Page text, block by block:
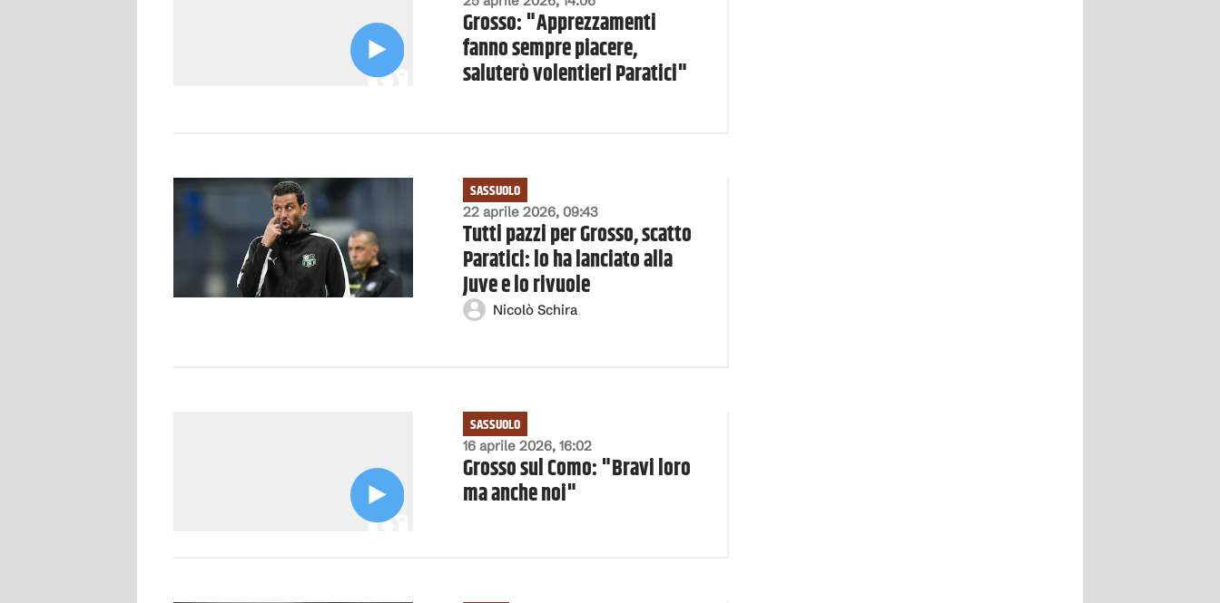
Grosso: "Apprezzamenti
fanno sempre piacere,
saluterò volentieri Paratici"
22 aprile 2026, 09:43
SASSUOLO
Tutti pazzi per Grosso, scatto
Paratici: lo ha lanciato alla
Juve e lo rivuole
Nicolò Schira
16 aprile 2026, 16:02
SASSUOLO
Grosso sul Como: "Bravi loro
ma anche noi"